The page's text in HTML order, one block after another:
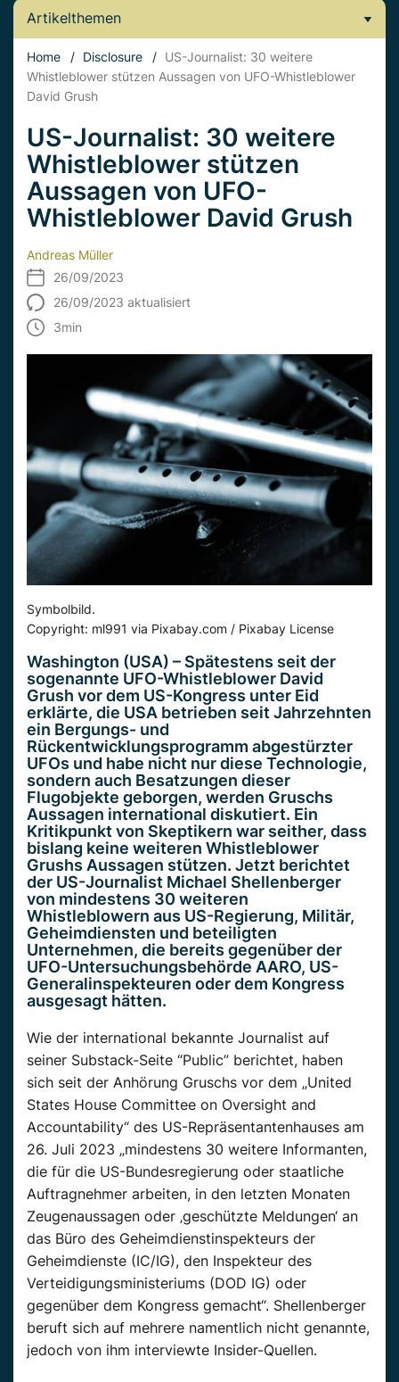
Artikelthemen
Home / Disclosure / US-Journalist: 30 weitere
Whistleblower stützen Aussagen von UFO-Whistleblower
David Grush
US-Journalist: 30 weitere
Whistleblower stützen
Aussagen von UFO-
Whistleblower David Grush
Andreas Müller
26/09/2023
26/09/2023 aktualisiert
3min
Symbolbild.
Copyright: ml991 via Pixabay.com / Pixabay License
Washington (USA) – Spätestens seit der
sogenannte UFO-Whistleblower David
Grush vor dem US-Kongress unter Eid
erklärte, die USA betrieben seit Jahrzehnten
ein Bergungs- und
Rückentwicklungsprogramm abgestürzter
UFOs und habe nicht nur diese Technologie,
sondern auch Besatzungen dieser
Flugobjekte geborgen, werden Gruschs
Aussagen international diskutiert. Ein
Kritikpunkt von Skeptikern war seither, dass
bislang keine weiteren Whistleblower
Grushs Aussagen stützen. Jetzt berichtet
der US-Journalist Michael Shellenberger
von mindestens 30 weiteren
Whistleblowern aus US-Regierung, Militär,
Geheimdiensten und beteiligten
Unternehmen, die bereits gegenüber der
UFO-Untersuchungsbehörde AARO, US-
Generalinspekteuren oder dem Kongress
ausgesagt hätten.
Wie der international bekannte Journalist auf
seiner Substack-Seite “Public” berichtet, haben
sich seit der Anhörung Gruschs vor dem „United
States House Committee on Oversight and
Accountability“ des US-Repräsentantenhauses am
26. Juli 2023 „mindestens 30 weitere Informanten,
die für die US-Bundesregierung oder staatliche
Auftragnehmer arbeiten, in den letzten Monaten
Zeugenaussagen oder ‚geschützte Meldungen‘ an
das Büro des Geheimdienstinspekteurs der
Geheimdienste (IC/IG), den Inspekteur des
Verteidigungsministeriums (DOD IG) oder
gegenüber dem Kongress gemacht“. Shellenberger
beruft sich auf mehrere namentlich nicht genannte,
jedoch von ihm interviewte Insider-Quellen.